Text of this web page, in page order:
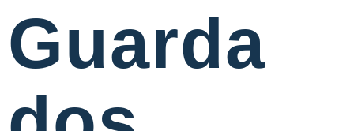
Guarda